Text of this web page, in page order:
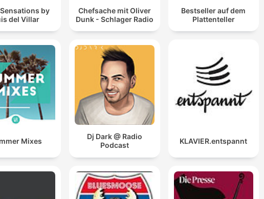
by
del Villar
Chefsache mit Oliver
Dunk - Schlager Radio
Bestseller auf dem
Plattenteller
Mixes
Dj Dark @ Radio
Podcast
KLAVIER.entspannt